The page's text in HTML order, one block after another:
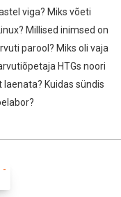
viga? Miks võeti
Millised inimsed on
parool? Miks oli vaja
HTGs noori
Kuidas sündis